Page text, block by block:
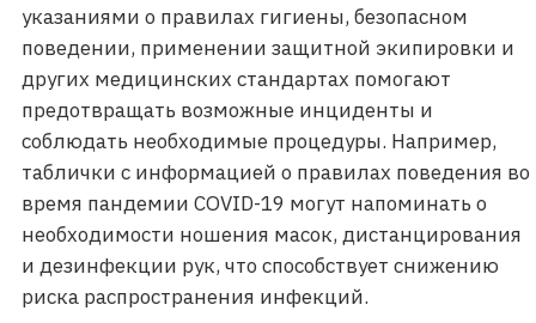
указаниями о правилах гигиены, безопасном
поведении, применении защитной экипировки и
других медицинских стандартах помогают
предотвращать возможные инциденты и
соблюдать необходимые процедуры. Например,
таблички с информацией о правилах поведения во
время пандемии COVID-19 могут напоминать о
необходимости ношения масок, дистанцирования
и дезинфекции рук, что способствует снижению
риска распространения инфекций.